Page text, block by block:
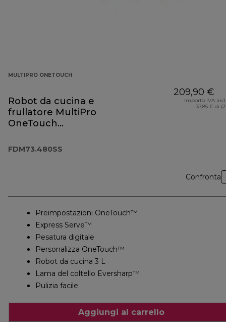
MULTIPRO ONETOUCH
Robot da cucina e
frullatore MultiPro
OneTouch
FDM73.480SS
209,90 €
Importo IVA
37,85 € di
Confronta
Preimpostazioni OneTouch™
Express Serve™
Pesatura digitale
Personalizza OneTouch™
Robot da cucina 3 L
Lama del coltello Eversharp™
Pulizia facile
Aggiungi al carrello